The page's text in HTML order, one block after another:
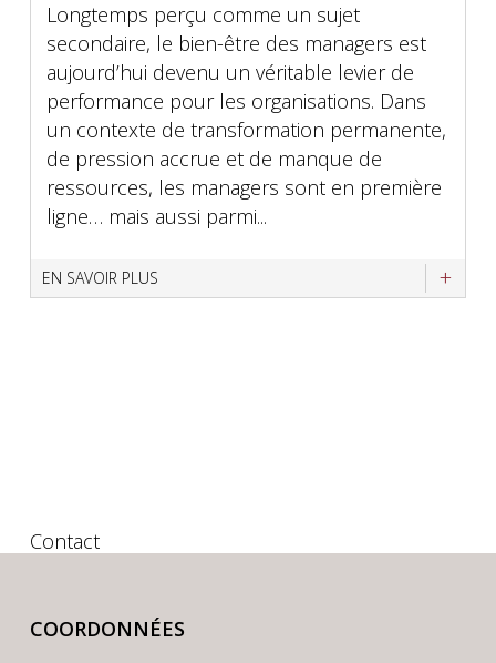
Longtemps perçu comme un sujet
secondaire, le bien-être des managers est
aujourd’hui devenu un véritable levier de
performance pour les organisations. Dans
un contexte de transformation permanente,
de pression accrue et de manque de
ressources, les managers sont en première
ligne… mais aussi parmi...
EN SAVOIR PLUS
Contact
COORDONNÉES